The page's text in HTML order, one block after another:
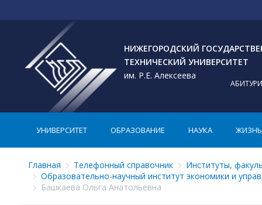
НИЖЕГОРОДСКИЙ
ТЕХНИЧЕСКИЙ УНИВЕРСИТЕТ
им. Р.Е. Алексеева
УНИВЕРСИТЕТ ОБРАЗОВАНИЕ НАУКА ЖИЗНЬ
Главная Телефонный справочник
Институты,
Образовательно-научный институт экономики и
Башкаева Ольга Анатольевна